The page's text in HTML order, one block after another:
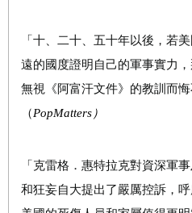
「十、二十、五十年以後，若
遠的國度證明自己的軍事實力
無視《阿富汗文件》的教訓而悔
（PopMatters ）
「克雷格．惠特拉克對資深軍
和狂妄自大提出了嚴厲控訴，